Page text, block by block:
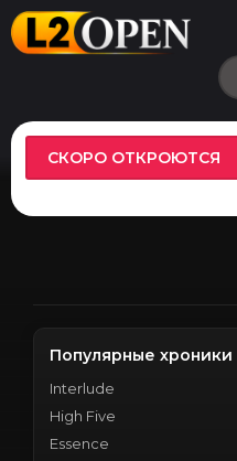
СКОРО ОТКРОЮТСЯ
Популярные хроники
Interlude
High Five
Essence